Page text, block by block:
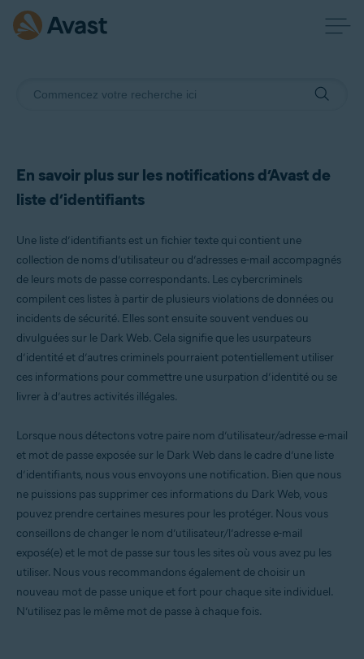
En savoir plus sur les notifications d’Avast de
liste d’identifiants
Une liste d’identifiants est un fichier texte qui contient une
collection de noms d’utilisateur ou d’adresses e-mail accompagnés
de leurs mots de passe correspondants. Les cybercriminels
compilent ces listes à partir de plusieurs violations de données ou
incidents de sécurité. Elles sont ensuite souvent vendues ou
divulguées sur le Dark Web. Cela signifie que les usurpateurs
d’identité et d’autres criminels pourraient potentiellement utiliser
ces informations pour commettre une usurpation d’identité ou se
livrer à d’autres activités illégales.
Lorsque nous détectons votre paire nom d’utilisateur/adresse e-mail
et mot de passe exposée sur le Dark Web dans le cadre d’une liste
d’identifiants, nous vous envoyons une notification. Bien que nous
ne puissions pas supprimer ces informations du Dark Web, vous
pouvez prendre certaines mesures pour les protéger. Nous vous
conseillons de changer le nom d’utilisateur/l’adresse e-mail
exposé(e) et le mot de passe sur tous les sites où vous avez pu les
utiliser. Nous vous recommandons également de choisir un
nouveau mot de passe unique et fort pour chaque site individuel.
N’utilisez pas le même mot de passe à chaque fois.